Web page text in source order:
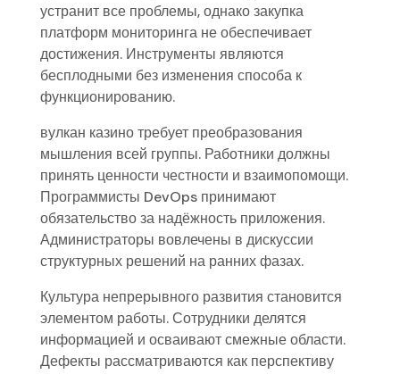
устранит все проблемы, однако закупка
платформ мониторинга не обеспечивает
достижения. Инструменты являются
бесплодными без изменения способа к
функционированию.
вулкан казино требует преобразования
мышления всей группы. Работники должны
принять ценности честности и взаимопомощи.
Программисты DevOps принимают
обязательство за надёжность приложения.
Администраторы вовлечены в дискуссии
структурных решений на ранних фазах.
Культура непрерывного развития становится
элементом работы. Сотрудники делятся
информацией и осваивают смежные области.
Дефекты рассматриваются как перспективу